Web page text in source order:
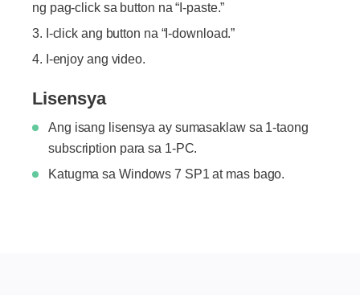
ng pag-click sa button na “I-paste.”
I-click ang button na “I-download.”
I-enjoy ang video.
Lisensya
Ang isang lisensya ay sumasaklaw sa 1-taong
subscription para sa 1-PC.
Katugma sa Windows 7 SP1 at mas bago.